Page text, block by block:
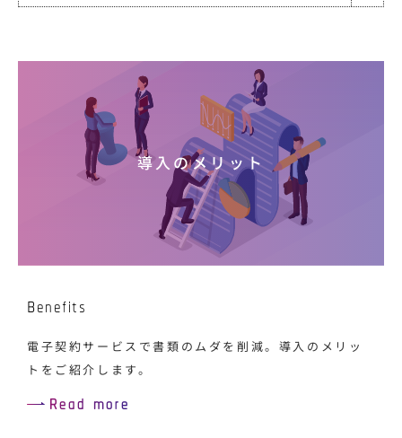
導入のメリット
Benefits
電子契約サービスで書類のムダを削減。導入のメリッ
トをご紹介します。
Read more